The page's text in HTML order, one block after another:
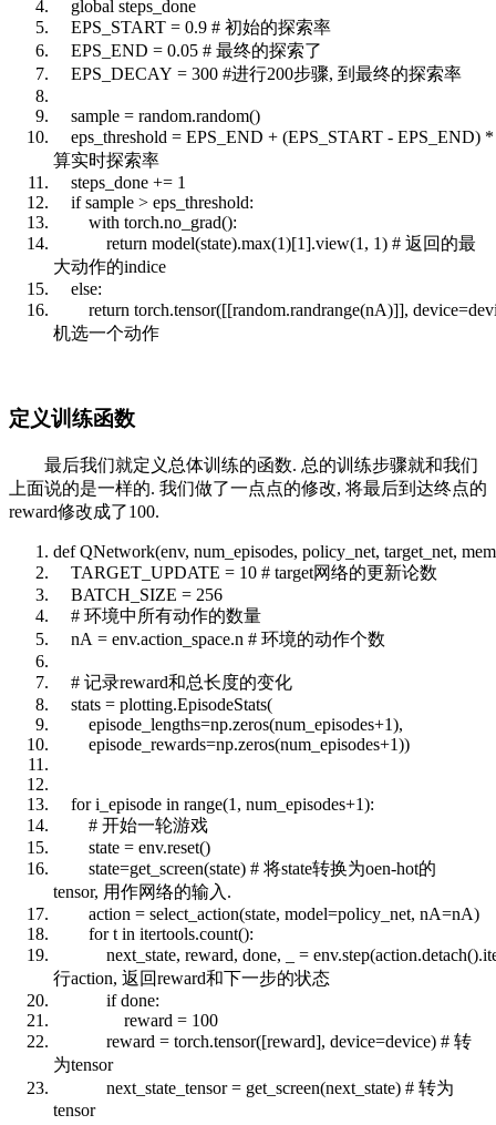
global steps_done
EPS_START = 0.9 # 初始的探索率
EPS_END = 0.05 # 最终的探索了
EPS_DECAY = 300 #进行200步骤, 到最终的探索率
sample = random.random()
eps_threshold = EPS_END + (EPS_START - EPS_END)
算实时探索率
steps_done += 1
ifsample > eps_threshold:
with torch.no_grad():
return model(state).max(1)[1].view(1, 1) # 返回的最
大动作的indice
else:
return torch.tensor([[random.randrange(nA)]],
机选一个动作
定义训练函数
最后我们就定义总体训练的函数. 总的训练步骤就和我们
上面说的是一样的. 我们做了一点点的修改, 将最后到达终点的
reward修改成了100.
defQNetwork(env, num_episodes, policy_net, target_net,
TARGET_UPDATE = 10 # target网络的更新论数
BATCH_SIZE = 256
# 环境中所有动作的数量
nA = env.action_space.n # 环境的动作个数
# 记录reward和总长度的变化
stats = plotting.EpisodeStats(
episode_lengths=np.zeros(num_episodes+1),
episode_rewards=np.zeros(num_episodes+1))
fori_episode in range(1, num_episodes+1):
# 开始一轮游戏
state = env.reset()
state=get_screen(state) # 将state转换为oen-hot的
tensor, 用作网络的输入.
action = select_action(state, model=policy_net, nA=nA)
fort in itertools.count():
next_state, reward, done, _ =
行action, 返回reward和下一步的状态
ifdone:
reward = 100
reward = torch.tensor([reward], device=device) # 转
为tensor
next_state_tensor = get_screen(next_state) # 转为
tensor